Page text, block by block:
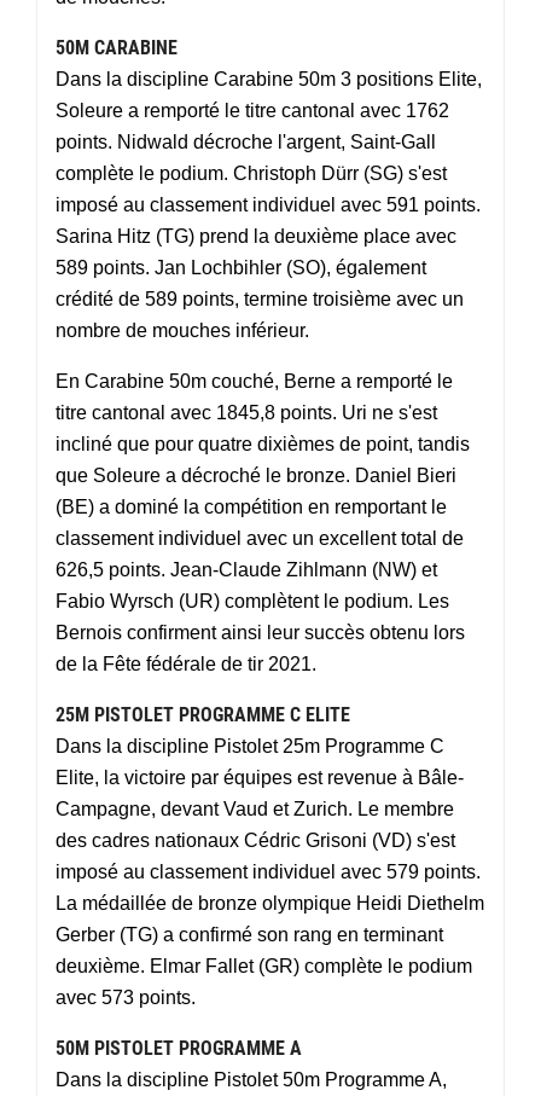
50M CARABINE
Dans la discipline Carabine 50m 3 positions Elite,
Soleure a remporté le titre cantonal avec 1762
points. Nidwald décroche l'argent, Saint-Gall
complète le podium. Christoph Dürr (SG) s'est
imposé au classement individuel avec 591 points.
Sarina Hitz (TG) prend la deuxième place avec
589 points. Jan Lochbihler (SO), également
crédité de 589 points, termine troisième avec un
nombre de mouches inférieur.
En Carabine 50m couché, Berne a remporté le
titre cantonal avec 1845,8 points. Uri ne s'est
incliné que pour quatre dixièmes de point, tandis
que Soleure a décroché le bronze. Daniel Bieri
(BE) a dominé la compétition en remportant le
classement individuel avec un excellent total de
626,5 points. Jean-Claude Zihlmann (NW) et
Fabio Wyrsch (UR) complètent le podium. Les
Bernois confirment ainsi leur succès obtenu lors
de la Fête fédérale de tir 2021.
25M PISTOLET PROGRAMME C ELITE
Dans la discipline Pistolet 25m Programme C
Elite, la victoire par équipes est revenue à Bâle-
Campagne, devant Vaud et Zurich. Le membre
des cadres nationaux Cédric Grisoni (VD) s'est
imposé au classement individuel avec 579 points.
La médaillée de bronze olympique Heidi Diethelm
Gerber (TG) a confirmé son rang en terminant
deuxième. Elmar Fallet (GR) complète le podium
avec 573 points.
50M PISTOLET PROGRAMME A
Dans la discipline Pistolet 50m Programme A,